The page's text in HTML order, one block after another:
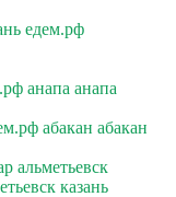
едем.рф
анапа анапа
абакан абакан
альметьевск
казань